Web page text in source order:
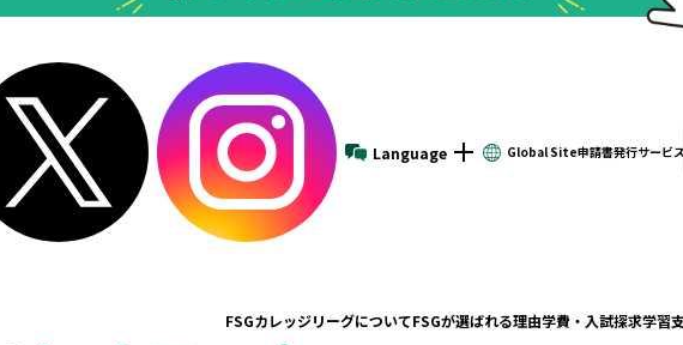
Language GlobalSite申請書発行サービス
FSGカレッジリーグについて
建学の理念
FSGが選ばれる理由
スケールメリットを活かした教育
学費・入試
学費サポート
探求学習
小・中・高校教員の皆様へ